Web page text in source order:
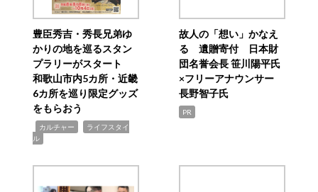
豊臣秀吉・秀長兄弟ゆ
かりの地を巡るスタン
プラリーがスタート
和歌山市内5カ所・近畿
6カ所を巡り限定グッズ
をもらおう
カルチャー
ライフスタイ
ル
故人の「想い」かなえ
る 遺贈寄付 日本財
団名誉会長 笹川陽平氏
×フリーアナウンサー
長野智子氏
PR